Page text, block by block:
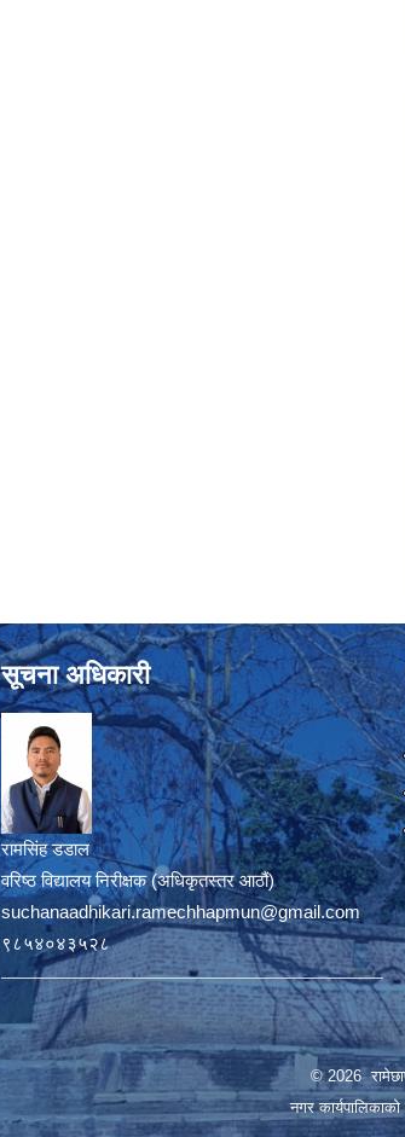
सूचना अधिकारी
रामसिंह डडाल
वरिष्ठ विद्यालय निरीक्षक (अधिकृतस्तर आठौं)
suchanaadhikari.ramechhapmun@gmail.com
९८५४०४३५२८
© 2026
नगर कार्यपालिकाको